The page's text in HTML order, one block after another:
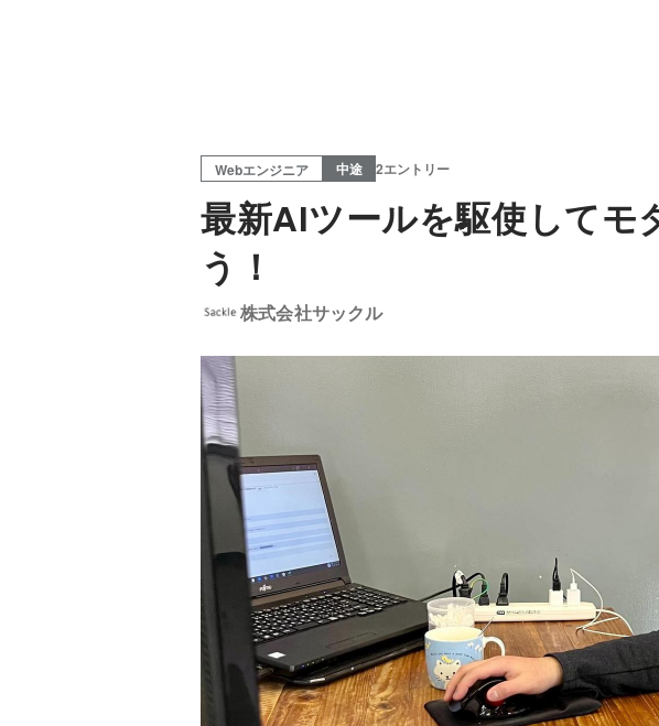
Webエンジニア 中途 2エントリー
最新AIツールを駆使してモ
う！
株式会社サックル